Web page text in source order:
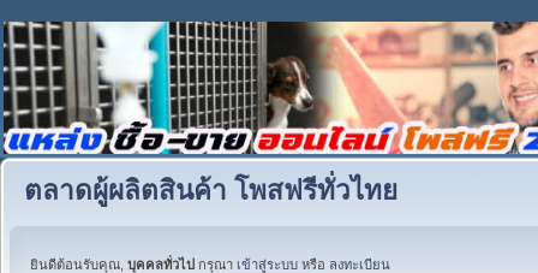
ตลาดผู้ผลิตสินค้า โพสฟรีทั่วไทย
ยินดีต้อนรับคุณ, บุคคลทั่วไป กรุณา เข้าสู่ระบบ หรือ ลงทะเบียน